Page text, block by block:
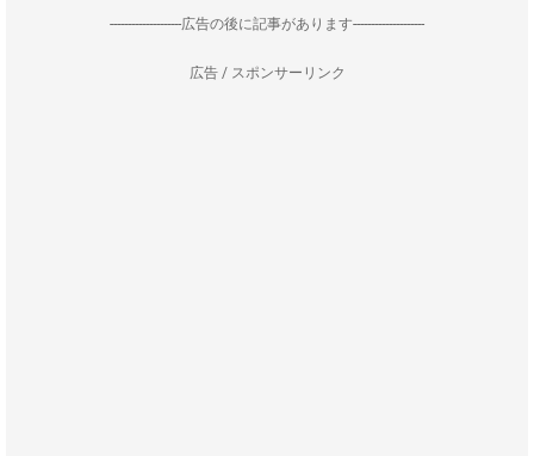
--------------------広告の後に記事があります--------------------
広告 / スポンサーリンク